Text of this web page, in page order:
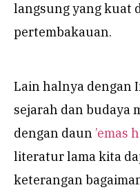
langsung yang kuat
pertembakauan.
Lain halnya dengan
sejarah dan budaya
dengan daun ’emas
literatur lama kita
keterangan